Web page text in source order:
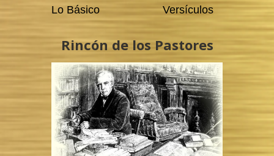
Lo Básico
Versículos
Rincón de los Pastores